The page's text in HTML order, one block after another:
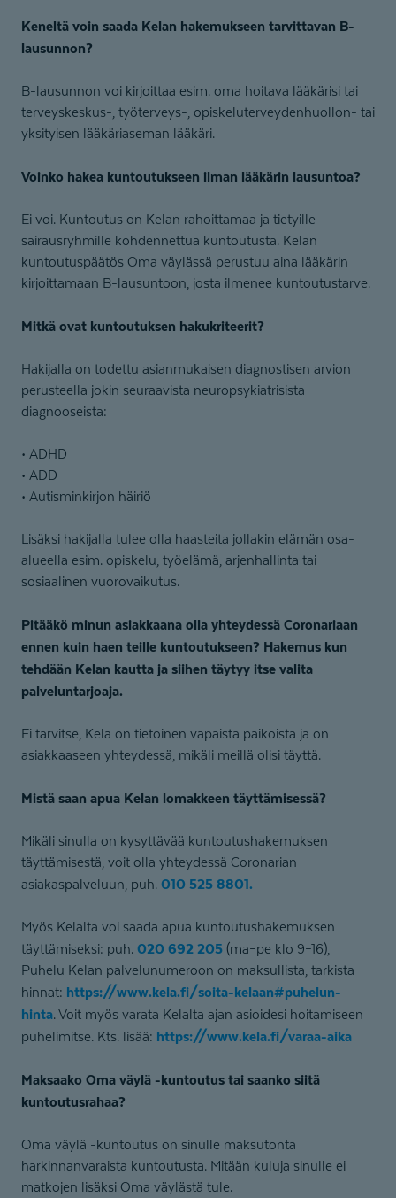
Keneltä voin saada Kelan hakemukseen tarvittavan B-
lausunnon?
B-lausunnon voi kirjoittaa esim. oma hoitava lääkärisi tai
terveyskeskus-, työterveys-, opiskeluterveydenhuollon- tai
yksityisen lääkäriaseman lääkäri.
Voinko hakea kuntoutukseen ilman lääkärin lausuntoa?
Ei voi. Kuntoutus on Kelan rahoittamaa ja tietyille
sairausryhmille kohdennettua kuntoutusta. Kelan
kuntoutuspäätös Oma väylässä perustuu aina lääkärin
kirjoittamaan B-lausuntoon, josta ilmenee kuntoutustarve.
Mitkä ovat kuntoutuksen hakukriteerit?
Hakijalla on todettu asianmukaisen diagnostisen arvion
perusteella jokin seuraavista neuropsykiatrisista
diagnooseista:
• ADHD
• ADD
• Autisminkirjon häiriö
Lisäksi hakijalla tulee olla haasteita jollakin elämän osa-
alueella esim. opiskelu, työelämä, arjenhallinta tai
sosiaalinen vuorovaikutus.
Pitääkö minun asiakkaana olla yhteydessä Coronariaan
ennen kuin haen teille kuntoutukseen? Hakemus kun
tehdään Kelan kautta ja siihen täytyy itse valita
palveluntarjoaja.
Ei tarvitse, Kela on tietoinen vapaista paikoista ja on
asiakkaaseen yhteydessä, mikäli meillä olisi täyttä.
Mistä saan apua Kelan lomakkeen täyttämisessä?
Mikäli sinulla on kysyttävää kuntoutushakemuksen
täyttämisestä, voit olla yhteydessä Coronarian
asiakaspalveluun, puh. 010 525 8801.
Myös Kelalta voi saada apua kuntoutushakemuksen
täyttämiseksi: puh. 020 692 205 (ma–pe klo 9–16),
Puhelu Kelan palvelunumeroon on maksullista, tarkista
hinnat: https://www.kela.fi/soita-kelaan#puhelun-
hinta. Voit myös varata Kelalta ajan asioidesi hoitamiseen
puhelimitse. Kts. lisää: https://www.kela.fi/varaa-aika
Maksaako Oma väylä -kuntoutus tai saanko siitä
kuntoutusrahaa?
Oma väylä -kuntoutus on sinulle maksutonta
harkinnanvaraista kuntoutusta. Mitään kuluja sinulle ei
matkojen lisäksi Oma väylästä tule.